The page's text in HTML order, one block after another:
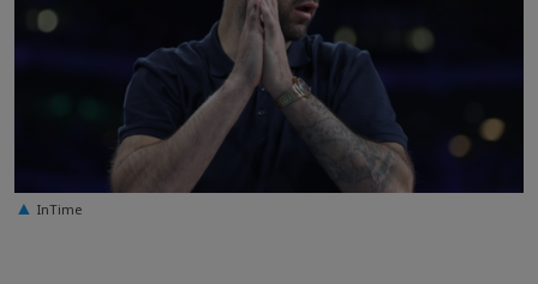
InTime